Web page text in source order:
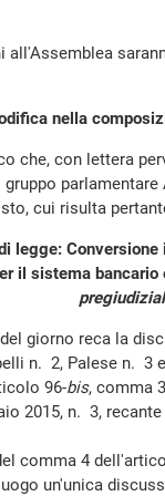
nella
che, con lettera
parlamentare
cui risulta
legge:
il sistema
giorno reca la
n. 2, Palese n. 3
96-bis, comma
2015, n. 3,
comma 4
un'unica